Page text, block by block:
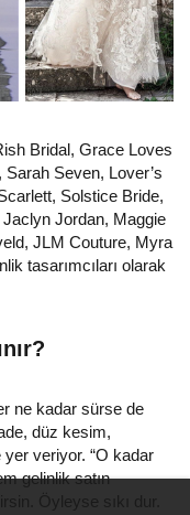
Bridal, Grace Loves
Seven, Lover’s
Solstice Bride,
Jordan, Maggie
JLM Couture, Myra
tasarımcıları olarak
ne kadar sürse de
düz kesim,
veriyor. “O kadar
gelinlik satın
Öyleyse sıkı dur.